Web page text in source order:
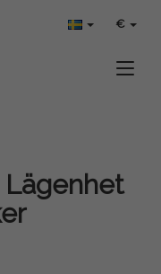
€
Lägenhet